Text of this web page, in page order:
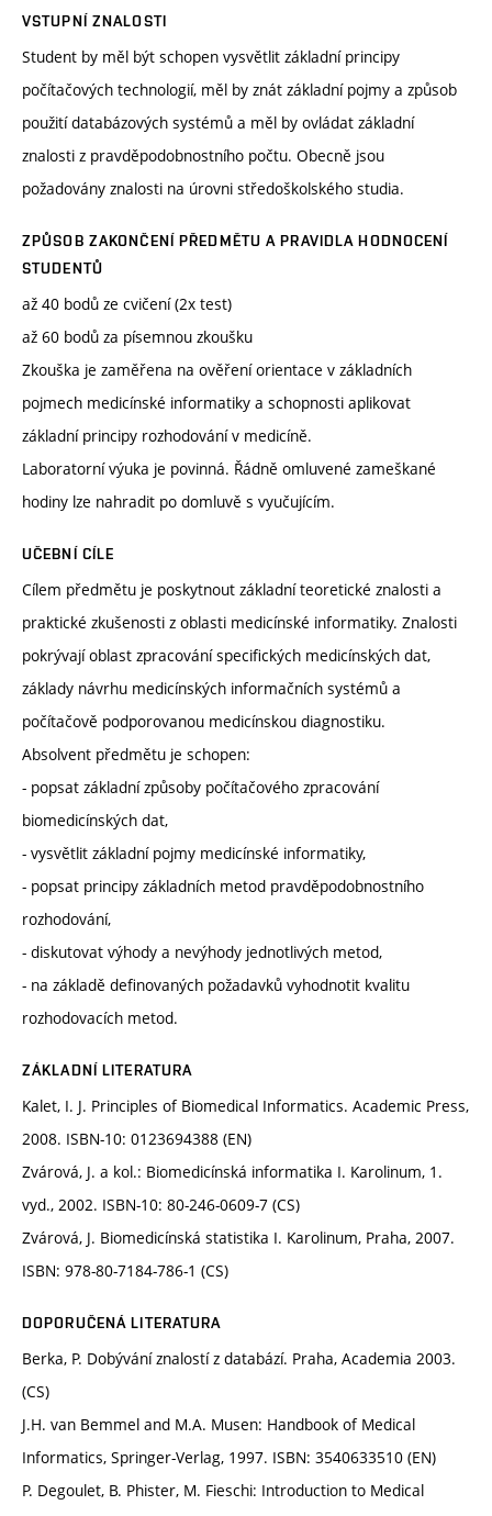
VSTUPNÍ ZNALOSTI
Student by měl být schopen vysvětlit základní principy
počítačových technologií, měl by znát základní pojmy a způsob
použití databázových systémů a měl by ovládat základní
znalosti z pravděpodobnostního počtu. Obecně jsou
požadovány znalosti na úrovni středoškolského studia.
ZPŮSOB ZAKONČENÍ PŘEDMĚTU A PRAVIDLA HODNOCENÍ
STUDENTŮ
až 40 bodů ze cvičení (2x test)
až 60 bodů za písemnou zkoušku
Zkouška je zaměřena na ověření orientace v základních
pojmech medicínské informatiky a schopnosti aplikovat
základní principy rozhodování v medicíně.
Laboratorní výuka je povinná. Řádně omluvené zameškané
hodiny lze nahradit po domluvě s vyučujícím.
UČEBNÍ CÍLE
Cílem předmětu je poskytnout základní teoretické znalosti a
praktické zkušenosti z oblasti medicínské informatiky. Znalosti
pokrývají oblast zpracování specifických medicínských dat,
základy návrhu medicínských informačních systémů a
počítačově podporovanou medicínskou diagnostiku.
Absolvent předmětu je schopen:
- popsat základní způsoby počítačového zpracování
biomedicínských dat,
- vysvětlit základní pojmy medicínské informatiky,
- popsat principy základních metod pravděpodobnostního
rozhodování,
- diskutovat výhody a nevýhody jednotlivých metod,
- na základě definovaných požadavků vyhodnotit kvalitu
rozhodovacích metod.
ZÁKLADNÍ LITERATURA
Kalet, I. J. Principles of Biomedical Informatics. Academic Press,
2008. ISBN-10: 0123694388 (EN)
Zvárová, J. a kol.: Biomedicínská informatika I. Karolinum, 1.
vyd., 2002. ISBN-10: 80-246-0609-7 (CS)
Zvárová, J. Biomedicínská statistika I. Karolinum, Praha, 2007.
ISBN: 978-80-7184-786-1 (CS)
DOPORUČENÁ LITERATURA
Berka, P. Dobývání znalostí z databází. Praha, Academia 2003.
(CS)
J.H. van Bemmel and M.A. Musen: Handbook of Medical
Informatics, Springer-Verlag, 1997. ISBN: 3540633510 (EN)
P. Degoulet, B. Phister, M. Fieschi: Introduction to Medical